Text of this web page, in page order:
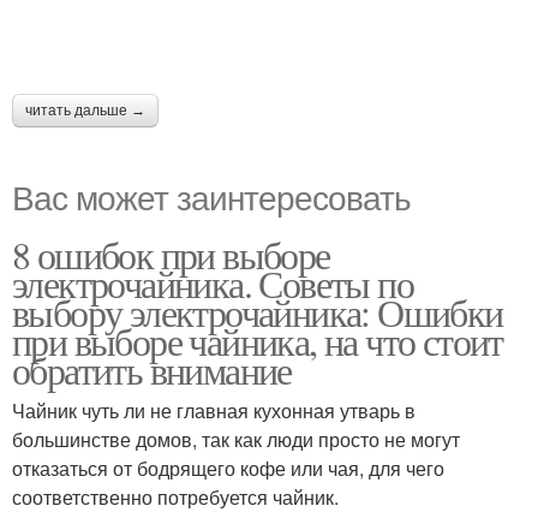
читать дальше →
Вас может заинтересовать
8 ошибок при выборе
электрочайника. Советы по
выбору электрочайника: Ошибки
при выборе чайника, на что стоит
обратить внимание
Чайник чуть ли не главная кухонная утварь в
большинстве домов, так как люди просто не могут
отказаться от бодрящего кофе или чая, для чего
соответственно потребуется чайник.